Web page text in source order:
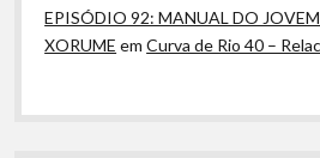
EPISÓDIO 92: MANUAL DO
XORUME emCurva de Rio 40 –